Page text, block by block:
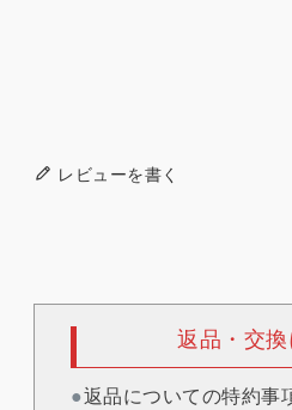
レビューを書く
返品・交
●返品についての特約事